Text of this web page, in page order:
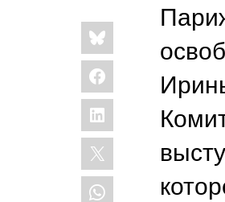
Share
this:
Bluesky
Facebook
LinkedIn
X
WhatsApp